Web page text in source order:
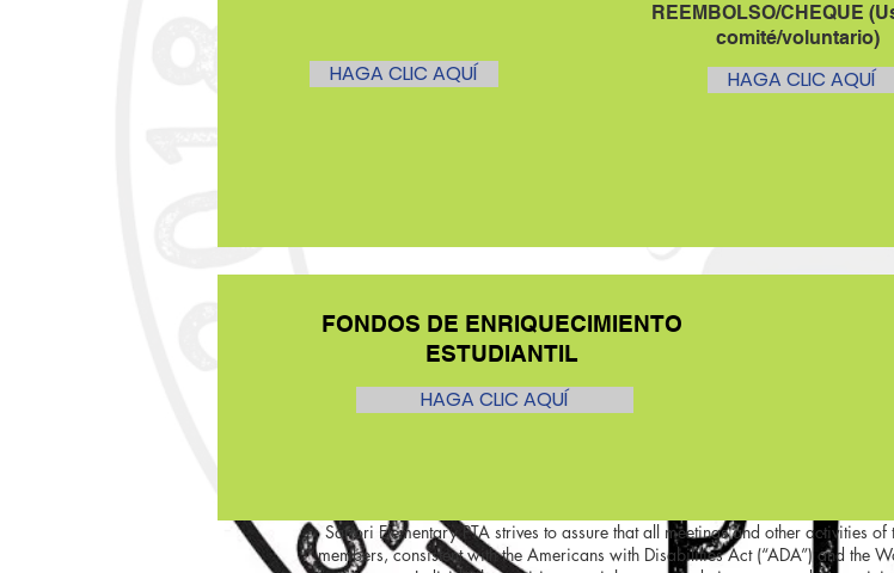
HAGA CLIC AQUÍ
REEMBOLSO/CHEQUE
comité/voluntario)
HAGA CLIC AQUÍ
FONDOS DE ENRIQUECIMIENTO
ESTUDIANTIL
HAGA CLIC AQUÍ
Sartori Elementary PTA strives to assure that all meetings and other activities
members, consistent with the Americans with Disabilities Act (“ADA”) and the